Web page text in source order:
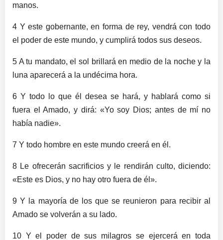
manos.
4 Y este gobernante, en forma de rey, vendrá con todo
el poder de este mundo, y cumplirá todos sus deseos.
5 A tu mandato, el sol brillará en medio de la noche y la
luna aparecerá a la undécima hora.
6 Y todo lo que él desea se hará, y hablará como si
fuera el Amado, y dirá: «Yo soy Dios; antes de mí no
había nadie».
7 Y todo hombre en este mundo creerá en él.
8 Le ofrecerán sacrificios y le rendirán culto, diciendo:
«Este es Dios, y no hay otro fuera de él».
9 Y la mayoría de los que se reunieron para recibir al
Amado se volverán a su lado.
10 Y el poder de sus milagros se ejercerá en toda